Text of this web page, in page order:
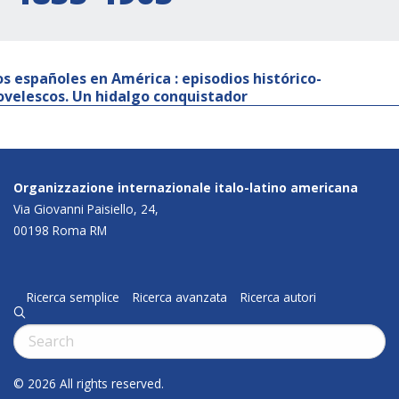
españoles en América : episodios histórico-
Un hidalgo conquistador
Organizzazione internazionale italo-latino americana
Via Giovanni Paisiello, 24,
00198 Roma RM
Ricerca semplice Ricerca avanzata Ricerca autori
q
Cerca:
© 2026 All rights reserved.